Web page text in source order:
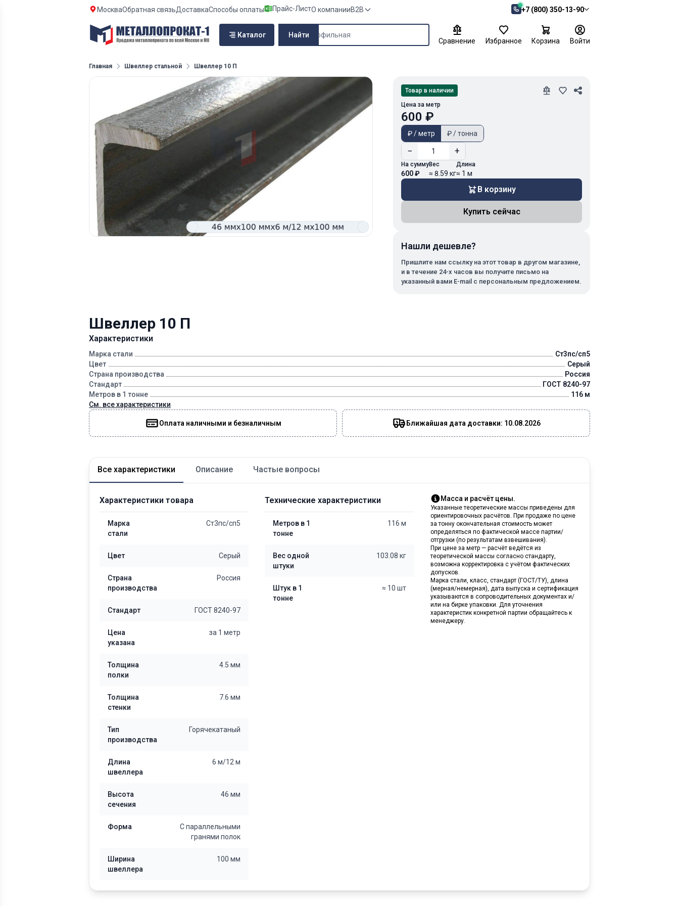
МоскваОбратная связьДоставкаСпособы оплаты Прайс-ЛистО компанииB2B +7 (800) 350-13-90
Каталог Найти
Сравнение Избранное Корзина Войти
Главная Швеллер стальной Швеллер 10 П
Швеллер 10 П
Характеристики
Марка стали
Ст3пс/сп5
Цвет
Серый
Страна производства
Россия
Стандарт
ГОСТ 8240-97
Метров в 1 тонне
116 м
См. все характеристики
Оплата наличными и безналичным Ближайшая дата доставки: 10.08.2026
Товар в наличии
Цена за метр
600 ₽
₽ / метр ₽ / тонна
− +
На сумму
600 ₽
Вес
≈ 8.59 кг
Длина
≈ 1 м
В корзину
Купить сейчас
Нашли дешевле?
Пришлите нам ссылку на этот товар в другом магазине,
и в течение 24-х часов вы получите письмо на
указанный вами E-mail с персональным предложением.
Все характеристики Описание Частые вопросы
Характеристики товара
Марка
стали
Ст3пс/сп5
Цвет Серый
Страна
производства
Россия
Стандарт ГОСТ 8240-97
Цена
указана
за 1 метр
Толщина
полки
4.5 мм
Толщина
стенки
7.6 мм
Тип
производства
Горячекатаный
Длина
швеллера
6 м/12 м
Высота
сечения
46 мм
Форма
С параллельными
гранями полок
Ширина
швеллера
100 мм
Технические характеристики
Метров в 1
тонне
116 м
Вес одной
штуки
103.08 кг
Штук в 1
тонне
≈ 10 шт
Масса и расчёт цены.
Указанные теоретические массы приведены для
ориентировочных расчётов. При продаже по цене
за тонну окончательная стоимость может
определяться по фактической массе партии/
отгрузки (по результатам взвешивания).
При цене за метр — расчёт ведётся из
теоретической массы согласно стандарту,
возможна корректировка с учётом фактических
допусков.
Марка стали, класс, стандарт (ГОСТ/ТУ), длина
(мерная/немерная), дата выпуска и сертификация
указываются в сопроводительных документах и/
или на бирке упаковки. Для уточнения
характеристик конкретной партии обращайтесь к
менеджеру.